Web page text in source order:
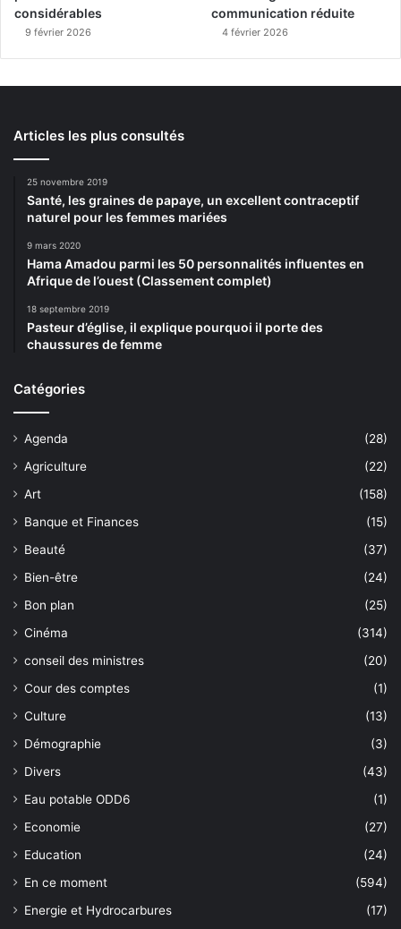
considérables
9 février 2026
communication réduite
4 février 2026
Articles les plus consultés
25 novembre 2019
Santé, les graines de papaye, un excellent contraceptif
naturel pour les femmes mariées
9 mars 2020
Hama Amadou parmi les 50 personnalités influentes en
Afrique de l’ouest (Classement complet)
18 septembre 2019
Pasteur d’église, il explique pourquoi il porte des
chaussures de femme
Catégories
Agenda
(28)
Agriculture
(22)
Art
(158)
Banque et Finances
(15)
Beauté
(37)
Bien-être
(24)
Bon plan
(25)
Cinéma
(314)
conseil des ministres
(20)
Cour des comptes
(1)
Culture
(13)
Démographie
(3)
Divers
(43)
Eau potable ODD6
(1)
Economie
(27)
Education
(24)
En ce moment
(594)
Energie et Hydrocarbures
(17)